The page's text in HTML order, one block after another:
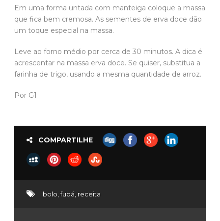
Em uma forma untada com manteiga coloque a massa
que fica bem cremosa. As sementes de erva doce dão
um toque especial na massa.
Leve ao forno médio por cerca de 30 minutos. A dica é
acrescentar na massa erva doce. Se quiser, substitua a
farinha de trigo, usando a mesma quantidade de arroz.
Por G1
COMPARTILHE
bolo fubá receita